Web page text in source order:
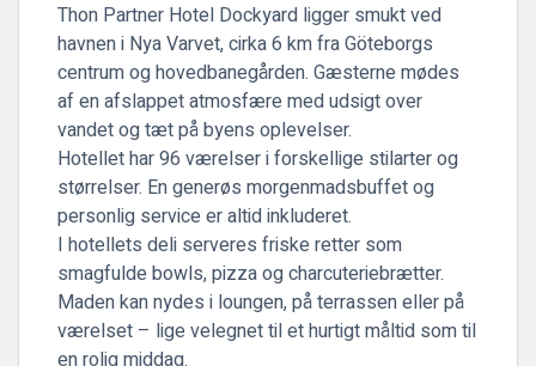
Thon Partner Hotel Dockyard ligger smukt ved
havnen i Nya Varvet, cirka 6 km fra Göteborgs
centrum og hovedbanegården. Gæsterne mødes
af en afslappet atmosfære med udsigt over
vandet og tæt på byens oplevelser.
Hotellet har 96 værelser i forskellige stilarter og
størrelser. En generøs morgenmadsbuffet og
personlig service er altid inkluderet.
I hotellets deli serveres friske retter som
smagfulde bowls, pizza og charcuteriebrætter.
Maden kan nydes i loungen, på terrassen eller på
værelset – lige velegnet til et hurtigt måltid som til
en rolig middag.